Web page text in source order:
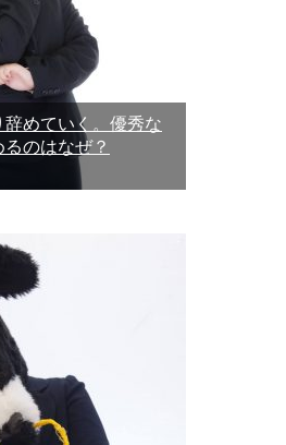
めていく。優秀な
のはなぜ？